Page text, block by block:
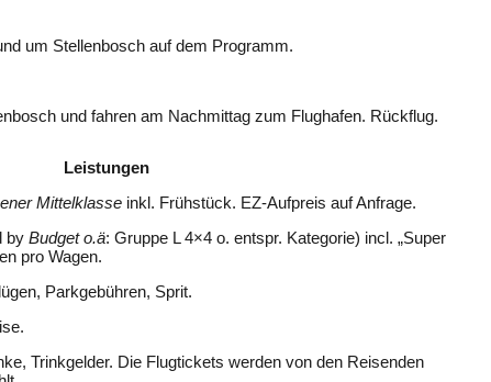
um Stellenbosch auf dem Programm.
und fahren am Nachmittag zum Flughafen. Rückflug.
Leistungen
Mittelklasse inkl. Frühstück. EZ-Aufpreis auf Anfrage.
by Budget o.ä: Gruppe L 4×4 o. entspr. Kategorie) incl. „Super
pro Wagen.
Parkgebühren, Sprit.
Trinkgelder. Die Flugtickets werden von den Reisenden